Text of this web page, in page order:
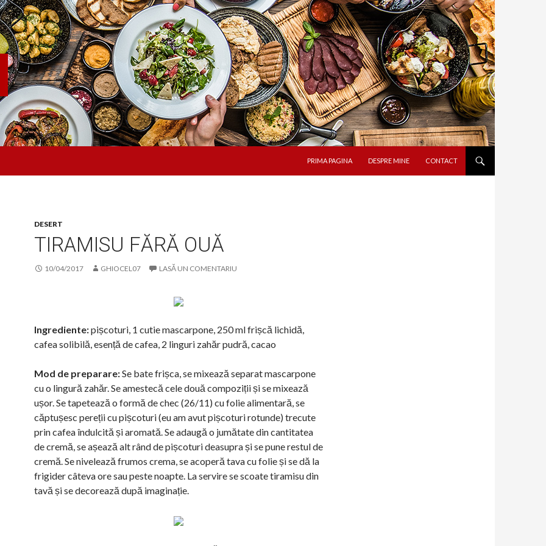
PRIMA PAGINA
DESPRE MINE CONTACT
DESERT
TIRAMISU FĂRĂ OUĂ
10/04/2017 GHIOCEL07 LASĂ UN COMENTARIU
Ingrediente:pișcoturi, 1 cutie mascarpone, 250 ml frișcă lichidă,
cafea solibilă, esență de cafea, 2 linguri zahăr pudră, cacao
Mod de preparare:Se bate frișca, se mixează separat mascarpone
cu o lingură zahăr. Se amestecă cele două compoziții și se mixează
ușor. Se tapetează o formă de chec (26/11) cu folie alimentară, se
căptușesc pereții cu pișcoturi (eu am avut pișcoturi rotunde) trecute
prin cafea îndulcită și aromată. Se adaugă o jumătate din cantitatea
de cremă, se așează alt rând de pișcoturi deasupra și se pune restul de
cremă. Se nivelează frumos crema, se acoperă tava cu folie și se dă la
frigider câteva ore sau peste noapte. La servire se scoate tiramisu din
tavă și se decorează după imaginație.